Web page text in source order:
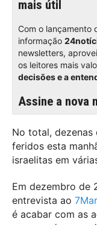
mais útil
Com o lançamento
informação
newsletters,
os leitores mais
decisões e a
Assine a nova
No total,
feridos esta
israelitas em
Em dezembro de
entrevista ao
é acabar com as